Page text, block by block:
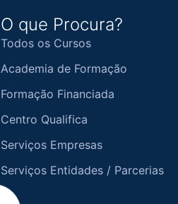
O que Procura?
Todos os Cursos
Academia de Formação
Formação Financiada
Centro Qualifica
Serviços Empresas
Serviços Entidades / Parcerias